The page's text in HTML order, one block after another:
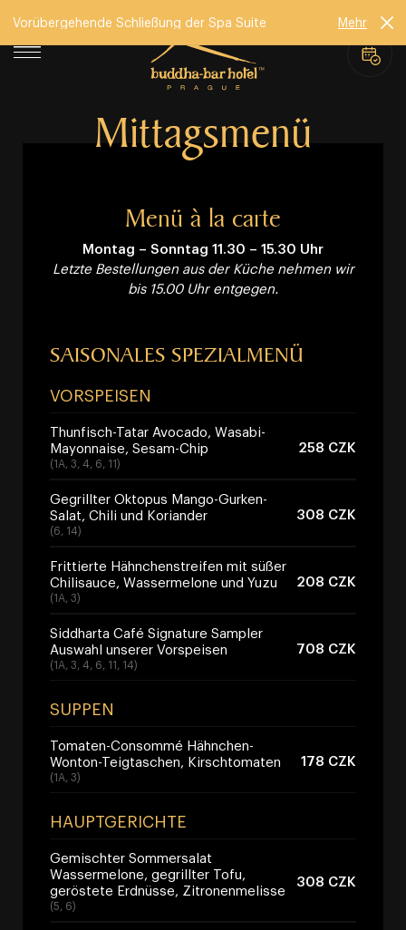
Mittagsmenü
Menü à la carte
Montag – Sonntag 11.30 – 15.30 Uhr
Letzte Bestellungen aus der Küche nehmen wir
bis 15.00 Uhr entgegen.
SAISONALES SPEZIALMENÜ
VORSPEISEN
Thunfisch-Tatar Avocado, Wasabi-
Mayonnaise, Sesam-Chip
(1A, 3, 4, 6, 11)
258 CZK
Gegrillter Oktopus Mango-Gurken-
Salat, Chili und Koriander
(6, 14)
308 CZK
Frittierte Hähnchenstreifen mit süßer
Chilisauce, Wassermelone und Yuzu
(1A, 3)
208 CZK
Siddharta Café Signature Sampler
Auswahl unserer Vorspeisen
(1A, 3, 4, 6, 11, 14)
708 CZK
SUPPEN
Tomaten-Consommé Hähnchen-
Wonton-Teigtaschen, Kirschtomaten
(1A, 3)
178 CZK
HAUPTGERICHTE
Gemischter Sommersalat
Wassermelone, gegrillter Tofu,
geröstete Erdnüsse, Zitronenmelisse
(5, 6)
308 CZK
Vorübergehende Schließung der Spa Suite Mehr